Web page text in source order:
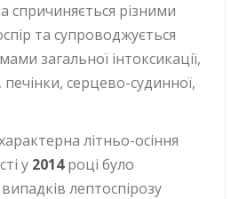
спричиняється різними
та супроводжується
загальної інтоксикації,
серцево-судинної,
літньо-осіння
у 2014році було
випадків лептоспірозу